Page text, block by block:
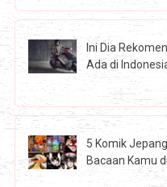
Ini Dia
Ada di
5 Komik
Bacaan Kamu